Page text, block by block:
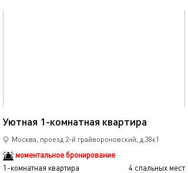
Уютная 1-комнатная квартира
Москва, проезд 2-й грайвороновский, д.38к1
моментальное бронирование
1-комнатная квартира
4 спальных мест